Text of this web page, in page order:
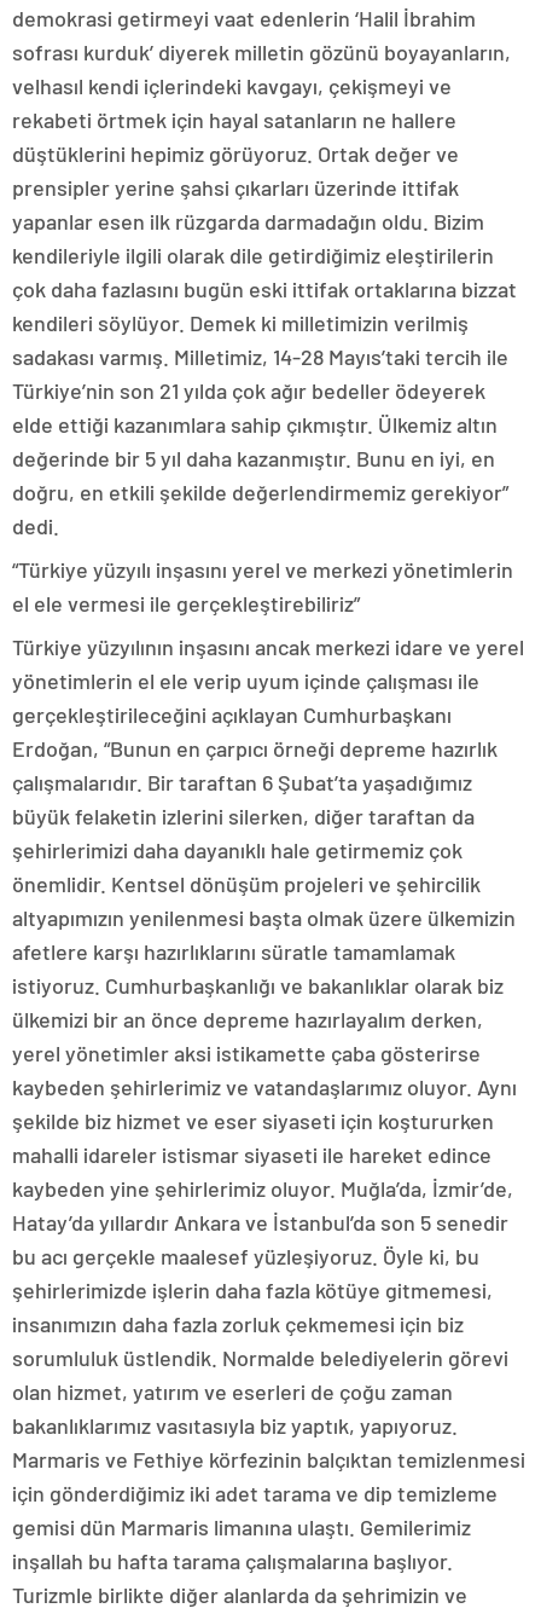
demokrasi getirmeyi vaat edenlerin ‘Halil İbrahim
sofrası kurduk’ diyerek milletin gözünü boyayanların,
velhasıl kendi içlerindeki kavgayı, çekişmeyi ve
rekabeti örtmek için hayal satanların ne hallere
düştüklerini hepimiz görüyoruz. Ortak değer ve
prensipler yerine şahsi çıkarları üzerinde ittifak
yapanlar esen ilk rüzgarda darmadağın oldu. Bizim
kendileriyle ilgili olarak dile getirdiğimiz eleştirilerin
çok daha fazlasını bugün eski ittifak ortaklarına bizzat
kendileri söylüyor. Demek ki milletimizin verilmiş
sadakası varmış. Milletimiz, 14-28 Mayıs’taki tercih ile
Türkiye’nin son 21 yılda çok ağır bedeller ödeyerek
elde ettiği kazanımlara sahip çıkmıştır. Ülkemiz altın
değerinde bir 5 yıl daha kazanmıştır. Bunu en iyi, en
doğru, en etkili şekilde değerlendirmemiz gerekiyor”
dedi.
“Türkiye yüzyılı inşasını yerel ve merkezi yönetimlerin
el ele vermesi ile gerçekleştirebiliriz”
Türkiye yüzyılının inşasını ancak merkezi idare ve yerel
yönetimlerin el ele verip uyum içinde çalışması ile
gerçekleştirileceğini açıklayan Cumhurbaşkanı
Erdoğan, “Bunun en çarpıcı örneği depreme hazırlık
çalışmalarıdır. Bir taraftan 6 Şubat’ta yaşadığımız
büyük felaketin izlerini silerken, diğer taraftan da
şehirlerimizi daha dayanıklı hale getirmemiz çok
önemlidir. Kentsel dönüşüm projeleri ve şehircilik
altyapımızın yenilenmesi başta olmak üzere ülkemizin
afetlere karşı hazırlıklarını süratle tamamlamak
istiyoruz. Cumhurbaşkanlığı ve bakanlıklar olarak biz
ülkemizi bir an önce depreme hazırlayalım derken,
yerel yönetimler aksi istikamette çaba gösterirse
kaybeden şehirlerimiz ve vatandaşlarımız oluyor. Aynı
şekilde biz hizmet ve eser siyaseti için koştururken
mahalli idareler istismar siyaseti ile hareket edince
kaybeden yine şehirlerimiz oluyor. Muğla’da, İzmir’de,
Hatay’da yıllardır Ankara ve İstanbul’da son 5 senedir
bu acı gerçekle maalesef yüzleşiyoruz. Öyle ki, bu
şehirlerimizde işlerin daha fazla kötüye gitmemesi,
insanımızın daha fazla zorluk çekmemesi için biz
sorumluluk üstlendik. Normalde belediyelerin görevi
olan hizmet, yatırım ve eserleri de çoğu zaman
bakanlıklarımız vasıtasıyla biz yaptık, yapıyoruz.
Marmaris ve Fethiye körfezinin balçıktan temizlenmesi
için gönderdiğimiz iki adet tarama ve dip temizleme
gemisi dün Marmaris limanına ulaştı. Gemilerimiz
inşallah bu hafta tarama çalışmalarına başlıyor.
Turizmle birlikte diğer alanlarda da şehrimizin ve